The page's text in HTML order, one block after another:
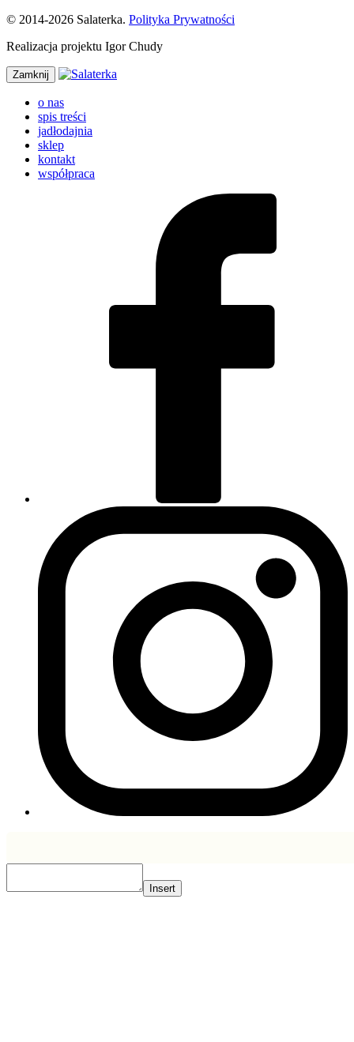
© 2014-2026 Salaterka. Polityka Prywatności
Realizacja projektu Igor Chudy
Zamknij
o nas
spis treści
jadłodajnia
sklep
kontakt
współpraca
Insert